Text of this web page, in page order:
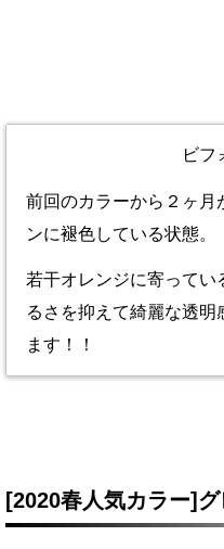
ビフ
前回のカラーから２ヶ月
ンに褪色している状態。
若干オレンジに寄ってい
るさを抑えて綺麗な透明
ます！！
[2020春人気カラー]